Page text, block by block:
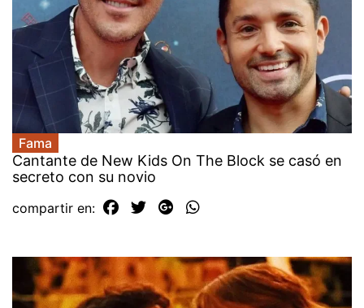
Fama
Cantante de New Kids On The Block se casó en
secreto con su novio
compartir en: